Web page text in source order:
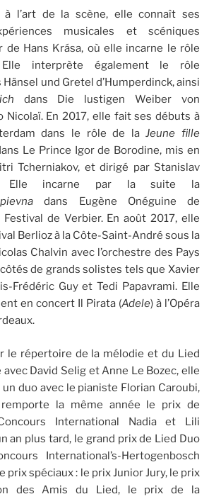
à l’art de la scène, elle connaît ses
musicales et scéniques
de Hans Krása, où elle incarne le rôle
interprète également le rôle
Hänsel und Gretel d’Humperdinck, ainsi
dans Die lustigen Weiber von
Nicolaï. En 2017, elle fait ses débuts à
dans le rôle de laJeune fille
Le Prince Igor de Borodine, mis en
Tcherniakov, et dirigé par Stanislav
Elle incarne par la suite la
dans Eugène Onéguine de
Festival de Verbier. En août 2017, elle
Berlioz à la Côte-Saint-André sous la
Chalvin avec l’orchestre des Pays
de grands solistes tels que Xavier
Frédéric Guy et Tedi Papavrami. Elle
en concert Il Pirata (Adele) à l’Opéra
le répertoire de la mélodie et du Lied
avec David Selig et Anne Le Bozec, elle
duo avec le pianiste Florian Caroubi,
la même année le prix de
International Nadia et Lili
an plus tard, le grand prix de Lied Duo
International’s-Hertogenbosch
prix spéciaux : le prix Junior Jury, le prix
des Amis du Lied, le prix de la